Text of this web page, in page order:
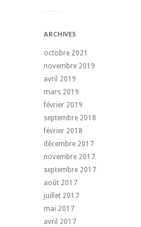
ARCHIVES
octobre 2021
novembre 2019
avril 2019
mars 2019
février 2019
septembre 2018
février 2018
décembre 2017
novembre 2017
septembre 2017
août 2017
juillet 2017
mai 2017
avril 2017